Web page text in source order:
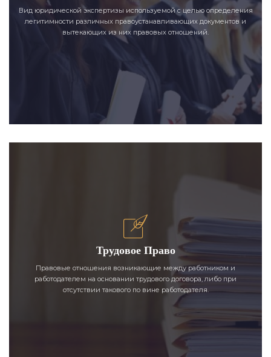
Вид юридической экспертизы используемой с целью определения
легитимности различных правоустанавливающих документов и
вытекающих из них правовых отношений.
Трудовое Право
Правовые отношения возникающие между работником и
работодателем на основании трудового договора, либо при
отсутствии такового по вине работодателя.